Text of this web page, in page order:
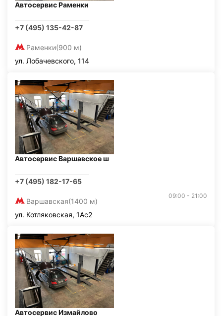
Автосервис Раменки
+7 (495) 135-42-87
Раменки(900 м)
ул. Лобачевского, 114
Автосервис Варшавское ш
+7 (495) 182-17-65
Варшавская(1400 м)
09:00 - 21:00
ул. Котляковская, 1Ас2
Автосервис Измайлово